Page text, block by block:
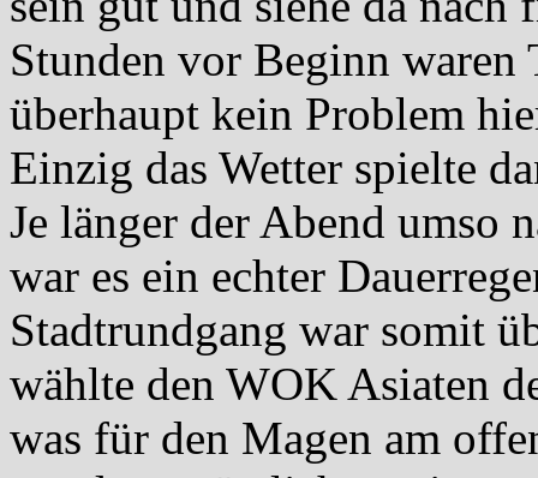
Stunden vor Beginn waren
überhaupt kein Problem
Einzig das Wetter spielte
Je länger der Abend umso
war es ein echter
Stadtrundgang war somit
wählte den WOK Asiaten
was für den Magen am